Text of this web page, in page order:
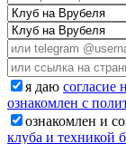
я даю согласие
ознакомлен с
ознакомлен и
клуба и техникой